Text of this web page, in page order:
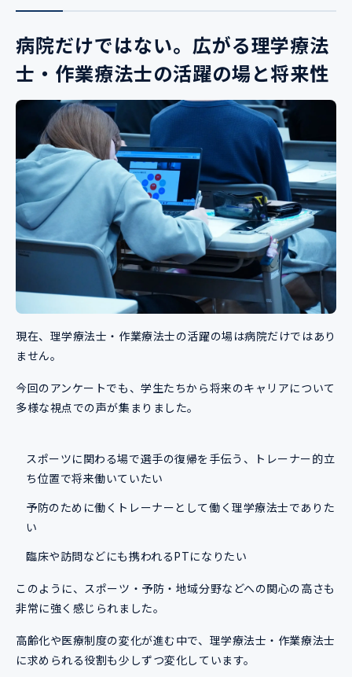
病院だけではない。広がる理学療法
士・作業療法士の活躍の場と将来性
現在、理学療法士・作業療法士の活躍の場は病院だけではあり
ません。
今回のアンケートでも、学生たちから将来のキャリアについて
多様な視点での声が集まりました。
スポーツに関わる場で選手の復帰を手伝う、トレーナー的立
ち位置で将来働いていたい
予防のために働くトレーナーとして働く理学療法士でありた
い
臨床や訪問などにも携われるPTになりたい
このように、スポーツ・予防・地域分野などへの関心の高さも
非常に強く感じられました。
高齢化や医療制度の変化が進む中で、理学療法士・作業療法士
に求められる役割も少しずつ変化しています。